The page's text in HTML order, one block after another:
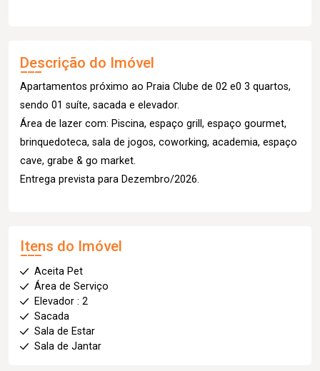
Descrição do Imóvel
Apartamentos próximo ao Praia Clube de 02 e0 3 quartos,
sendo 01 suíte, sacada e elevador.
Área de lazer com: Piscina, espaço grill, espaço gourmet,
brinquedoteca, sala de jogos, coworking, academia, espaço
cave, grabe & go market.
Entrega prevista para Dezembro/2026.
Itens do Imóvel
Aceita Pet
Área de Serviço
Elevador : 2
Sacada
Sala de Estar
Sala de Jantar